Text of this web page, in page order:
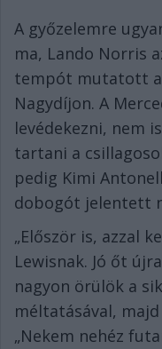
A győzelemre
ma, Lando Norris
tempót mutatott a
Nagydíjon. A
levédekezni, nem
tartani a
pedig Kimi
dobogót jelentett
„Először is, azzal
Lewisnak. Jó őt
nagyon örülök a
méltatásával,
„Nekem nehéz